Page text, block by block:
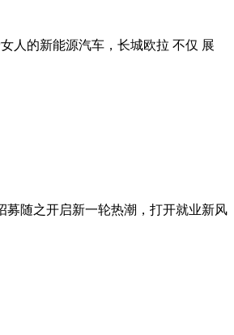
人的新能源汽车，长城欧拉 不仅 展
募随之开启新一轮热潮，打开就业新风